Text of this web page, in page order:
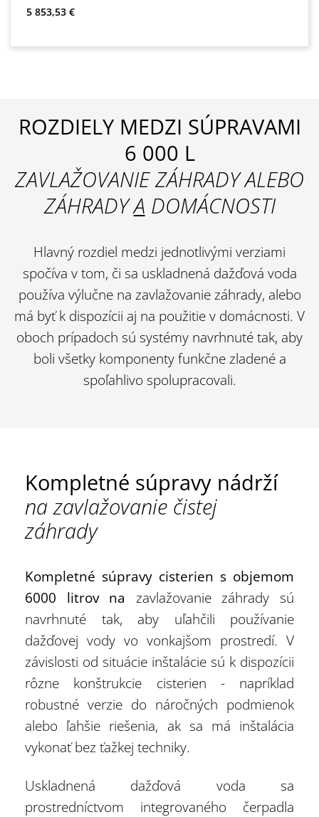
Bežná cena:
5 853,53 €
ROZDIELY MEDZI SÚPRAVAMI
6 000 L
ZAVLAŽOVANIE ZÁHRADY ALEBO
ZÁHRADYA DOMÁCNOSTI
Hlavný rozdiel medzi jednotlivými verziami
spočíva v tom, či sa uskladnená dažďová voda
používa výlučne na zavlažovanie záhrady, alebo
má byť k dispozícii aj na použitie v domácnosti. V
oboch prípadoch sú systémy navrhnuté tak, aby
boli všetky komponenty funkčne zladené a
spoľahlivo spolupracovali.
Kompletné súpravy nádrží
na zavlažovanie čistej
záhrady
Kompletné súpravy cisterien s objemom
6000 litrov na zavlažovanie záhrady sú
navrhnuté tak, aby uľahčili používanie
dažďovej vody vo vonkajšom prostredí. V
závislosti od situácie inštalácie sú k dispozícii
rôzne konštrukcie cisterien - napríklad
robustné verzie do náročných podmienok
alebo ľahšie riešenia, ak sa má inštalácia
vykonať bez ťažkej techniky.
Uskladnená dažďová voda sa
prostredníctvom integrovaného čerpadla